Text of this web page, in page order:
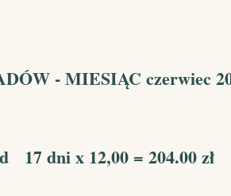
- MIESIĄC czerwiec
17 dni x 12,00 = 204.00 zł